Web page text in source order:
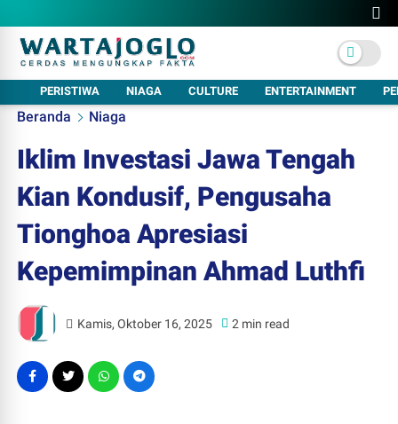
PERISTIWA NIAGA CULTURE ENTERTAINMENT
Beranda Niaga
Iklim Investasi Jawa Tengah
Kian Kondusif, Pengusaha
Tionghoa Apresiasi
Kepemimpinan Ahmad Luthfi
Kamis, Oktober 16, 2025 2 min read